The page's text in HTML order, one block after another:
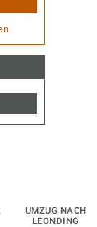
UMZUG NACH
LEONDING